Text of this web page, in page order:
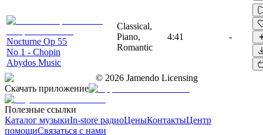
Nocturne Op 55
No 1 - Chopin
Abydos Music
Classical,
Piano,
Romantic
4:41 -
© 2026 Jamendo Licensing
Скачать приложение
Полезные ссылки
Каталог музыкиIn-store радиоЦеныКонтактыЦентр
помощиСвязаться с нами